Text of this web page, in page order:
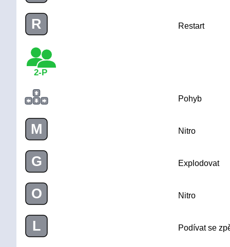
R Restart
2-P
Pohyb
M Nitro
G Explodovat
O Nitro
L Podívat se